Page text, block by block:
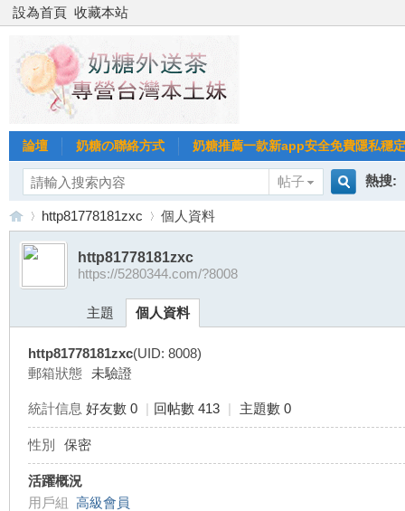
設為首頁 收藏本站
論壇 奶糖の聯絡方式 奶糖推薦一款新app安全免費隱私穩
帖子
熱搜:
台›
http81778181zxc 個人資料
http81778181zxc
https://5280344.com/?8008
主題 個人資料
http81778181zxc(UID: 8008)
郵箱狀態 未驗證
統計信息 好友數 0 | 回帖數 413 | 主題數 0
性別 保密
活躍概況
用戶組 高級會員